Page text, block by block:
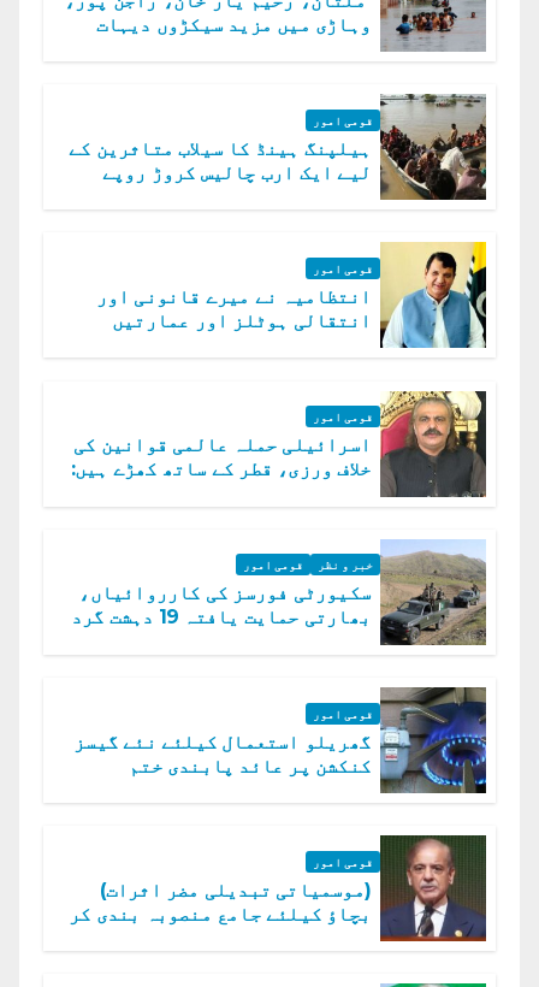
وہاڑی میں مزید سیکڑوں دیہات
قومی امور
ہیلپنگ ہینڈ کا سیلاب متاثرین کے
لیے ایک ارب چالیس کروڑ روپے
قومی امور
انتظامیہ نے میرے قانونی اور
انتقالی ہوٹلز اور عمارتیں
قومی امور
اسرائیلی حملہ عالمی قوانین کی
خلاف ورزی، قطر کے ساتھ کھڑے ہیں:
خبر و نظر قومی امور
سکیورٹی فورسز کی کارروائیاں،
بھارتی حمایت یافتہ 19 دہشت گرد
قومی امور
گھریلو استعمال کیلئے نئے گیسز
کنکشن پر عائد پابندی ختم
قومی امور
(موسمیاتی تبدیلی مضر اثرات)
بچاؤ کیلئے جامع منصوبہ بندی کر